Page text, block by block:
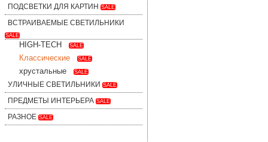
ПОДСВЕТКИ ДЛЯ КАРТИН SALE
ВСТРАИВАЕМЫЕ СВЕТИЛЬНИКИ
SALE
HIGH-TECH SALE
Классические SALE
хрустальные SALE
УЛИЧНЫЕ СВЕТИЛЬНИКИ SALE
ПРЕДМЕТЫ ИНТЕРЬЕРА SALE
РАЗНОЕ SALE